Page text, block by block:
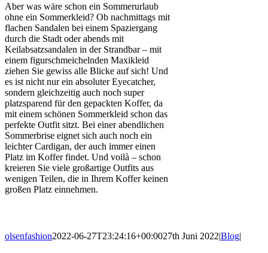
Aber was wäre schon ein Sommerurlaub
ohne ein Sommerkleid? Ob nachmittags mit
flachen Sandalen bei einem Spaziergang
durch die Stadt oder abends mit
Keilabsatzsandalen in der Strandbar – mit
einem figurschmeichelnden Maxikleid
ziehen Sie gewiss alle Blicke auf sich! Und
es ist nicht nur ein absoluter Eyecatcher,
sondern gleichzeitig auch noch super
platzsparend für den gepackten Koffer, da
mit einem schönen Sommerkleid schon das
perfekte Outfit sitzt. Bei einer abendlichen
Sommerbrise eignet sich auch noch ein
leichter Cardigan, der auch immer einen
Platz im Koffer findet. Und voilà – schon
kreieren Sie viele großartige Outfits aus
wenigen Teilen, die in Ihrem Koffer keinen
großen Platz einnehmen.
olsenfashion2022-06-27T23:24:16+00:0027th Juni 2022|Blog|